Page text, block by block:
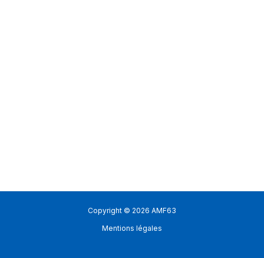
Copyright © 2026 AMF63
Mentions légales